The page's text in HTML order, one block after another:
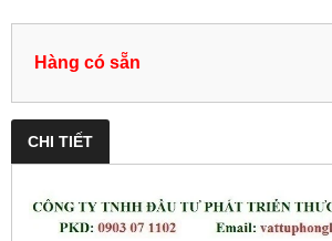
Hàng có sẵn
CHI TIẾT